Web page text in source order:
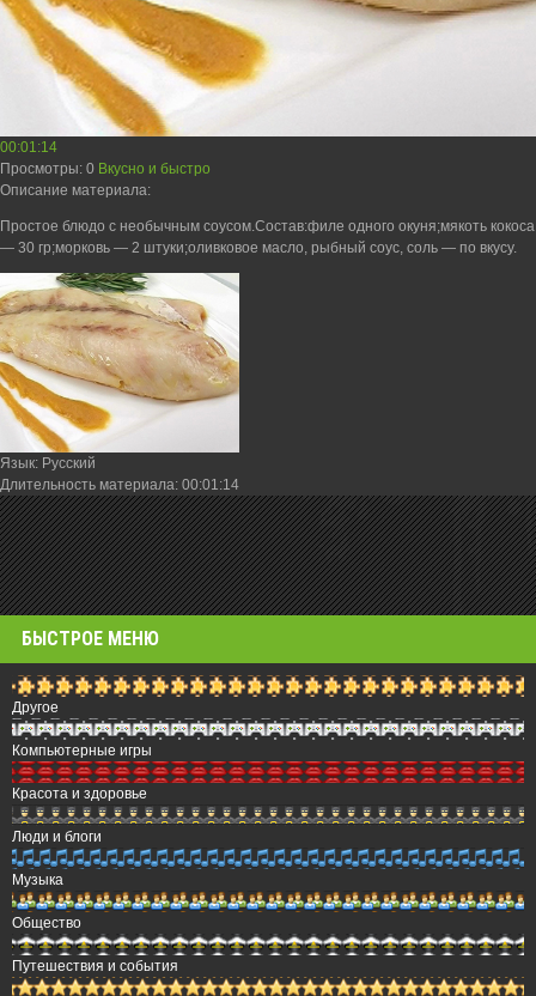
00:01:14
Просмотры: 0 Вкусно и быстро
Описание материала:
Простое блюдо с необычным соусом.Состав:филе одного окуня;мякоть кокоса
— 30 гр;морковь — 2 штуки;оливковое масло, рыбный соус, соль — по вкусу.
Язык: Русский
Длительность материала: 00:01:14
БЫСТРОЕ МЕНЮ
Другое
Компьютерные игры
Красота и здоровье
Люди и блоги
Музыка
Общество
Путешествия и события